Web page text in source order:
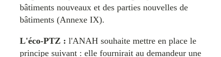
bâtiments nouveaux et des parties nouvelles de
bâtiments (Annexe IX).
L'éco-PTZ : l'ANAH souhaite mettre en place le
principe suivant : elle fournirait au demandeur une